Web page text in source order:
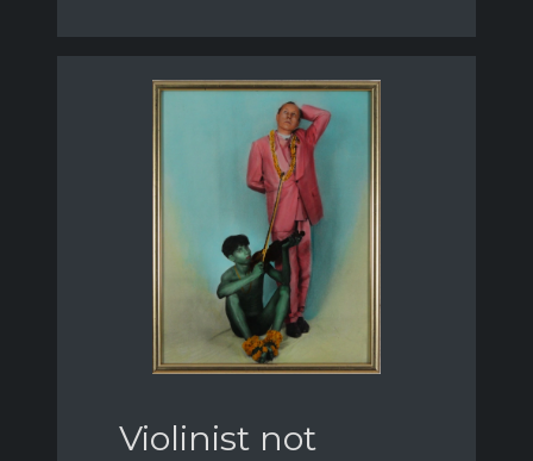
Violinist not